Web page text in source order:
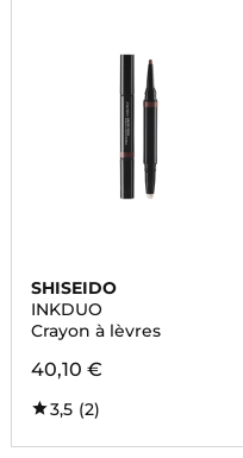
SHISEIDO
INKDUO
Crayon à lèvres
40,10 €
3,5 (2)